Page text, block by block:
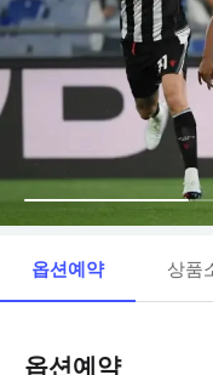
옵션예약 상품
옵션예약